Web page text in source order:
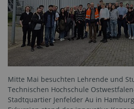
Mitte Mai besuchten Lehrende und
Technischen Hochschule
Stadtquartier Jenfelder Au in